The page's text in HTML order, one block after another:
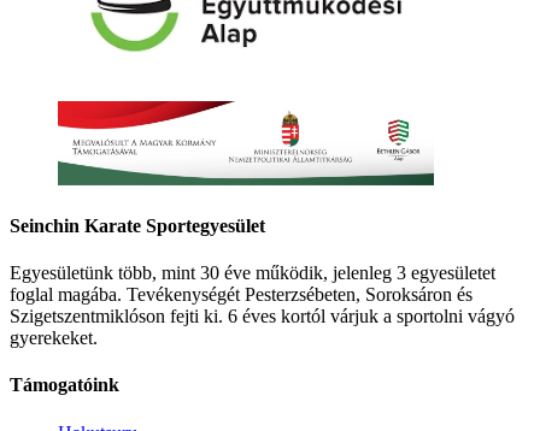
Seinchin Karate Sportegyesület
Egyesületünk több, mint 30 éve működik, jelenleg 3 egyesületet
foglal magába. Tevékenységét Pesterzsébeten, Soroksáron és
Szigetszentmiklóson fejti ki. 6 éves kortól várjuk a sportolni vágyó
gyerekeket.
Támogatóink